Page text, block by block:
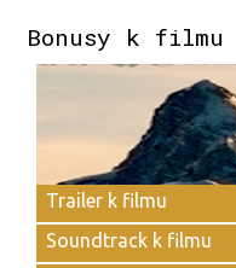
Bonusy k filmu
Trailer k filmu
Soundtrack k filmu